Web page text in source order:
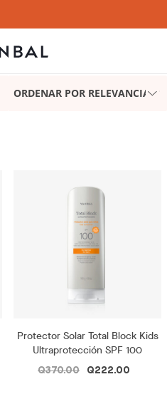
ORDENAR POR RELEVANCIA
Protector Solar Total Block Kids
Ultraprotección SPF 100
Q370.00 Q222.00